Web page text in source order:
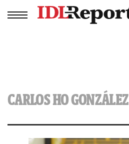
CARLOS HO GONZÁLEZ